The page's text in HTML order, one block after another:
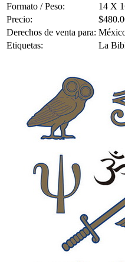
Formato / Peso:
14 X
Precio:
Derechos de venta para:
Etiquetas:
La